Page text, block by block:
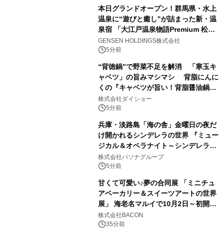
本日グランドオープン！群馬県・水上
温泉に“遊びと癒し”が詰まった新・温
泉宿 「大江戸温泉物語Premium 松乃
井」が誕生
GENSEN HOLDINGS株式会社
5分前
“背徳鍋”で野菜不足を解消 「寒玉キ
ャベツ」の旨みマシマシ 背脂にんに
くの『キャベツが旨い！背脂醤油鍋ス
ープ』発売
株式会社ダイショー
5分前
兵庫・淡路島「海の舎」金曜日の夜だ
け開かれるシンデレラの世界 『ミュー
ジカル＆オペラナイト～シンデレラ
～』 9月4日より開催
株式会社パソナグループ
5分前
甘くて可愛い♪夢の合同展 「ミニチュ
アベーカリー＆スイーツアートの世界
展」 海老名マルイで10月2日～初開
催！
株式会社BACON
35分前